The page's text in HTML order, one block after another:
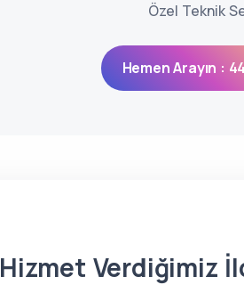
Özel Teknik
Hemen Arayın :
Hizmet Verdiğimiz